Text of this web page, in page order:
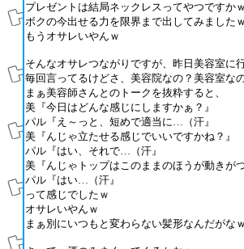
プレゼントは結局ネックレスってやつですかｗ
ボクの今出せる力を限界まで出してみましたｗ
もうオサレいやんｗ
そんなオサレつながりですが、昨日美容室に
毎回言ってるけどさ、美容院なの？美容室な
まぁ美容師さんとのトークを抜粋すると、
美『今日はどんな感じにしますかぁ？』
パル『え～っと、短めで適当に…（汗』
美『んじゃ立たせる感じでいいですかね？』
パル『はい、それで…（汗』
美『んじゃトップはこのままのほうが動きが
パル『はい…（汗』
って感じでしたｗ
オサレいやんｗ
まぁ別にいつもと変わらない髪形なんだがなｗ